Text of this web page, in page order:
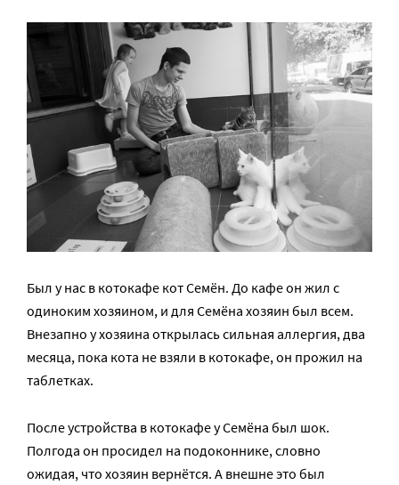
Был у нас в котокафе кот Семён. До кафе он жил с
одиноким хозяином, и для Семёна хозяин был всем.
Внезапно у хозяина открылась сильная аллергия, два
месяца, пока кота не взяли в котокафе, он прожил на
таблетках.
После устройства в котокафе у Семёна был шок.
Полгода он просидел на подоконнике, словно
ожидая, что хозяин вернётся. А внешне это был